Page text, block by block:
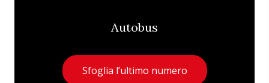
Autobus
Sfoglia l’ultimo numero